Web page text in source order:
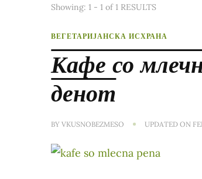
Showing: 1 - 1 of 1 RESULTS
ВЕГЕТАРИЈАНСКА ИСХРАНА
Кафе со
денот
BYVKUSNOBEZMESO UPDATED ON